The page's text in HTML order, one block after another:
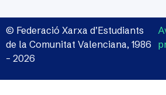
© Federació Xarxa d’Estudiants
de la Comunitat Valenciana, 1986
– 2026